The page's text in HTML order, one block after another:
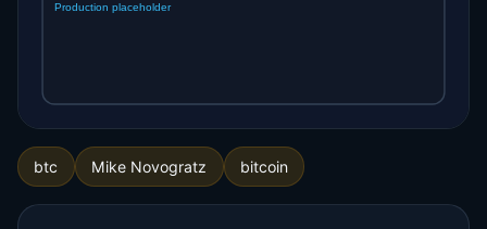
btc Mike Novogratz bitcoin